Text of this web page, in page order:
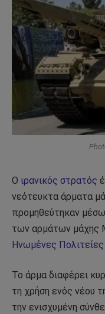
Ο ιρανικός στρατός
νεότευκτα άρματα
προμηθεύτηκαν
των αρμάτων μάχης
Ηνωμένες Πολιτείες
Το άρμα διαφέρει
τη χρήση ενός νέου
την ενισχυμένη